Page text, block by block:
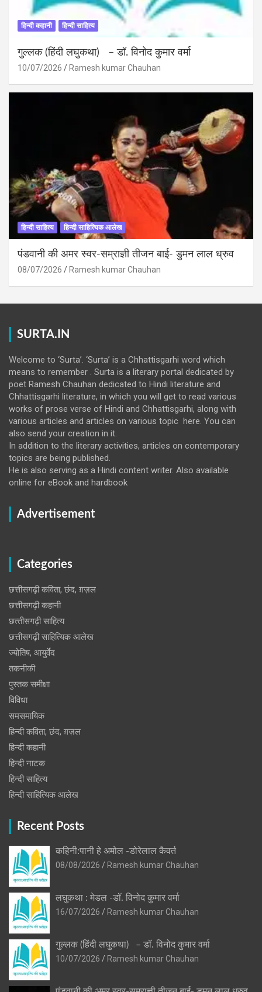
हिन्दी कहानी हिन्दी साहित्य
गुल्लक (हिंदी लघुकथा) – डॉ. विनोद कुमार वर्मा
10/07/2026 Ramesh kumar Chauhan
हिन्दी साहित्य हिन्दी साहित्यिक आलेख
पंडवानी की अमर स्वर-सम्राज्ञी तीजन बाई- डुमन लाल ध्रुव
08/07/2026 Ramesh kumar Chauhan
SURTA.IN
Welcome to ‘Surta’. ‘Surta’ is a Chhattisgarhi word which
means to remember . Surta is a literary portal dedicated by
poet Ramesh Chauhan dedicated to Hindi literature and
Chhattisgarhi literature, in which you will get to read various
works of prose verse of Hindi and Chhattisgarhi, along with
various articles and articles on various topic here. You can
also send your creation in it.
In addition to the literary activities, articles on contemporary
topics are being published.
He is also serving as a Hindi content writer. Also available
online for eBook and hardbook
Advertisement
Categories
छत्तीसगढ़ी कविता, छंद, ग़ज़ल
छत्तीसगढ़ी कहानी
छत्‍तीसगढ़ी साहित्‍य
छत्तीसगढ़ी साहित्यिक आलेख
ज्योतिष, आयुर्वेद
तकनीकी
पुस्‍तक समीक्षा
विविधा
समसमायिक
हिन्दी कविता, छंद, ग़ज़ल
हिन्दी कहानी
हिन्‍दी नाटक
हिन्दी साहित्य
हिन्दी साहित्यिक आलेख
Recent Posts
कहिनी:पानी हे अमोल -डोरेलाल कैवर्त
08/08/2026
Ramesh kumar Chauhan
लघुकथा : मेडल -डॉ. विनोद कुमार वर्मा
16/07/2026
Ramesh kumar Chauhan
गुल्लक (हिंदी लघुकथा) – डॉ. विनोद कुमार वर्मा
10/07/2026
Ramesh kumar Chauhan